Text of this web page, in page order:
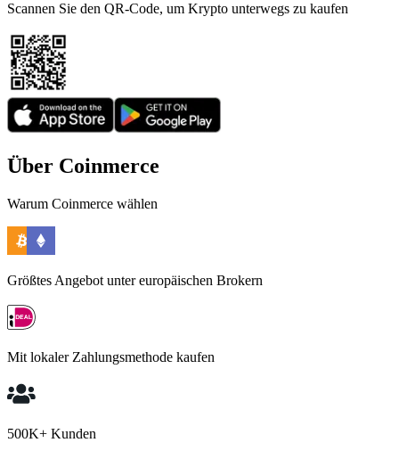
Scannen Sie den QR-Code, um Krypto unterwegs zu kaufen
Über Coinmerce
Warum Coinmerce wählen
Größtes Angebot unter europäischen Brokern
Mit lokaler Zahlungsmethode kaufen
500K+ Kunden